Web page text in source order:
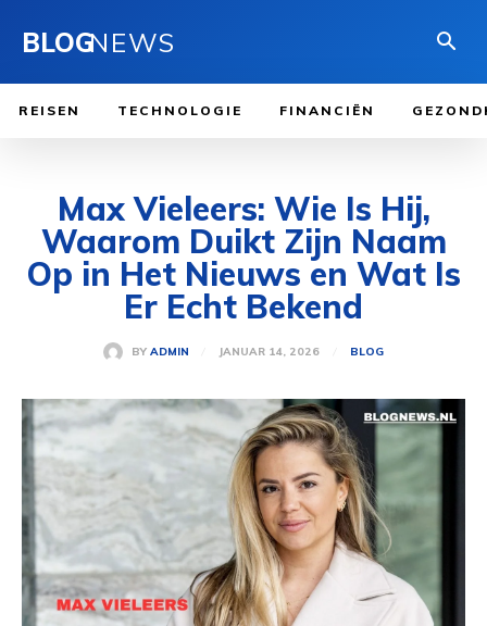
BLOGNEWS
REISEN TECHNOLOGIE FINANCIËN
Max Vieleers: Wie Is Hij,
Waarom Duikt Zijn Naam
Op in Het Nieuws en Wat Is
Er Echt Bekend
BY ADMIN JANUAR 14, 2026 BLOG